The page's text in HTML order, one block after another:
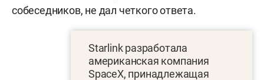
собеседников, не дал четкого ответа.
Starlink разработала
американская компания
SpaceX, принадлежащая